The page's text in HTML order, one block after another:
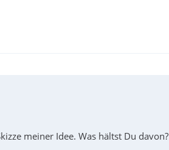
meiner Idee. Was hältst Du davon?